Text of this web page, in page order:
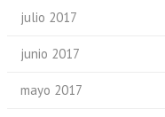
julio 2017
junio 2017
mayo 2017